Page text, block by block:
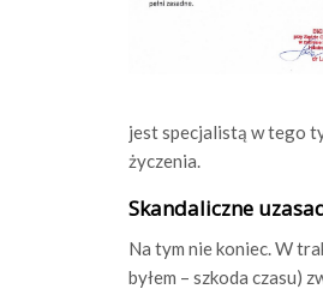
jest specjalistą w tego
życzenia.
Skandaliczne
Na tym nie koniec. W
byłem – szkoda czasu)